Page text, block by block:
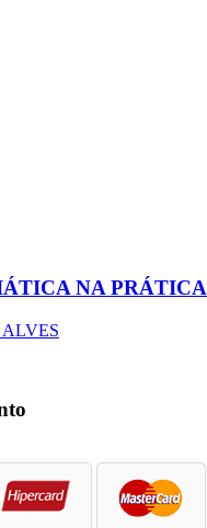
NA PRÁTICA